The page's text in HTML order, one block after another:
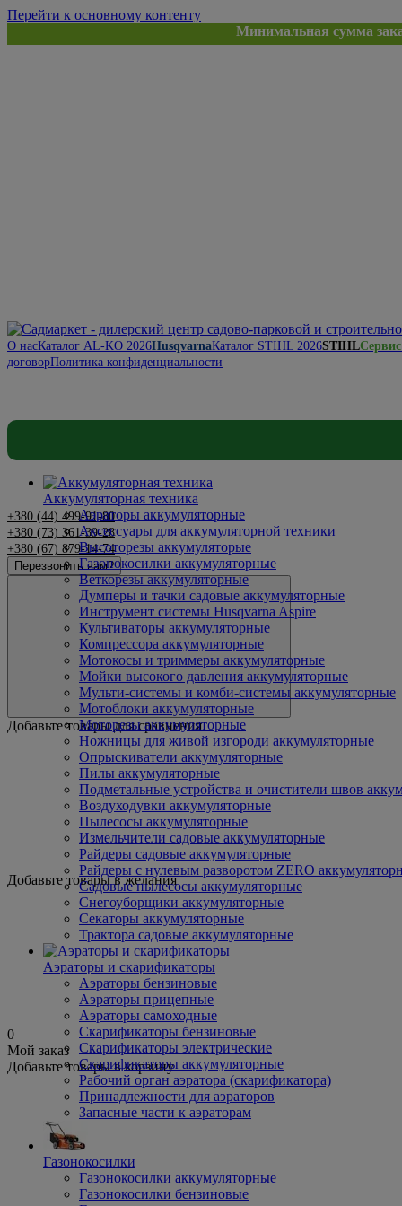
Перейти к основному контенту
Минимальная сумма заказ на
О насКаталог AL-KO 2026HusqvarnaКаталог STIHL 2026STIHL
договорПолитика конфиденциальности
+380 (44) 499-91-80
+380 (73) 361-39-28
+380 (67) 879-14-74
Перезвонить вам?
Добавьте товары для сравнения
Добавьте товары в желания
0
Мой заказ
Добавьте товары в корзину
Аккумуляторная техника
Аэраторы аккумуляторные
Аксессуары для аккумуляторной техники
Высоторезы аккумуляторые
Газонокосилки аккумуляторные
Веткорезы аккумуляторные
Думперы и тачки садовые аккумуляторные
Инструмент системы Husqvarna Aspire
Культиваторы аккумуляторные
Компрессора аккумуляторные
Мотокосы и триммеры аккумуляторные
Мойки высокого давления аккумуляторные
Мульти-системы и комби-системы аккумуляторные
Мотоблоки аккумуляторные
Моторезы аккумуляторные
Ножницы для живой изгороди аккумуляторные
Опрыскиватели аккумуляторные
Пилы аккумуляторные
Подметальные устройства и очистители швов
Воздуходувки аккумуляторные
Пылесосы аккумуляторные
Измельчители садовые аккумуляторные
Райдеры садовые аккумуляторные
Райдеры с нулевым разворотом ZERO
Садовые пылесосы аккумуляторные
Снегоуборщики аккумуляторные
Секаторы аккумуляторные
Трактора садовые аккумуляторные
Аэраторы и скарификаторы
Аэраторы бензиновые
Аэраторы прицепные
Аэраторы самоходные
Скарификаторы бензиновые
Скарификаторы электрические
Скарификаторы аккумуляторные
Рабочий орган аэратора (скарификатора)
Принадлежности для аэраторов
Запасные части к аэраторам
Газонокосилки
Газонокосилки аккумуляторные
Газонокосилки бензиновые